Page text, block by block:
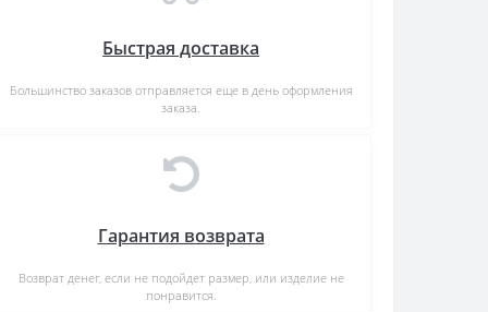
Быстрая доставка
Большинство заказов отправляется еще в день оформления
заказа.
Гарантия возврата
Возврат денег, если не подойдет размер, или изделие не
понравится.